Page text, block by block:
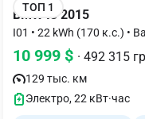
ТОП 1
BMW I3 2015
I01 • 22
10 999 $ · 492 315
129 тыс. км
Электро, 22 кВт·час